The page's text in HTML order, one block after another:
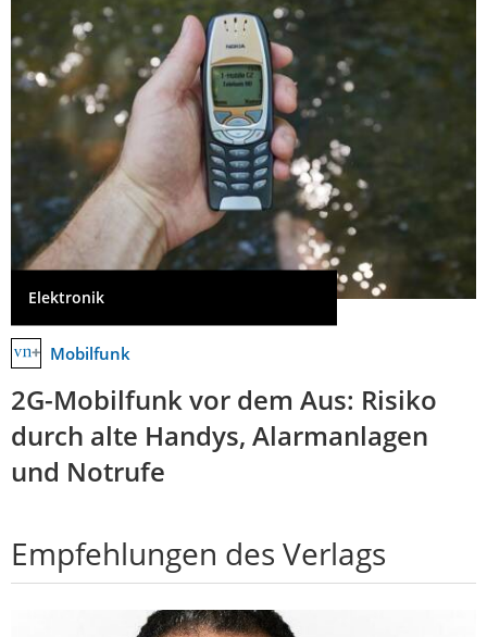
Elektronik
Mobilfunk
2G-Mobilfunk vor dem Aus: Risiko
durch alte Handys, Alarmanlagen
und Notrufe
Empfehlungen des Verlags